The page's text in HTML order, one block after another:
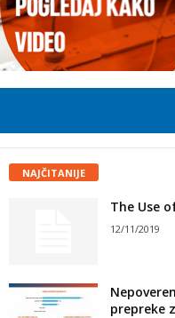
NAJČITANIJE
The Use
12/11/2019
prepreke